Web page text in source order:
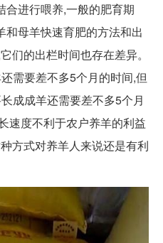
合进行喂养,一般的肥育期
和母羊快速育肥的方法和出
们的出栏时间也存在差异。
需要差不多5个月的时间,但
成成羊还需要差不多5个月
速度不利于农户养羊的利益
方式对养羊人来说还是有利